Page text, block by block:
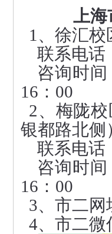
上海
1、徐汇校
联系电话
咨询时间
16：00
2、梅陇
银都路北侧
联系电话
咨询时间
16：00
3、 市二网
4、 市二微